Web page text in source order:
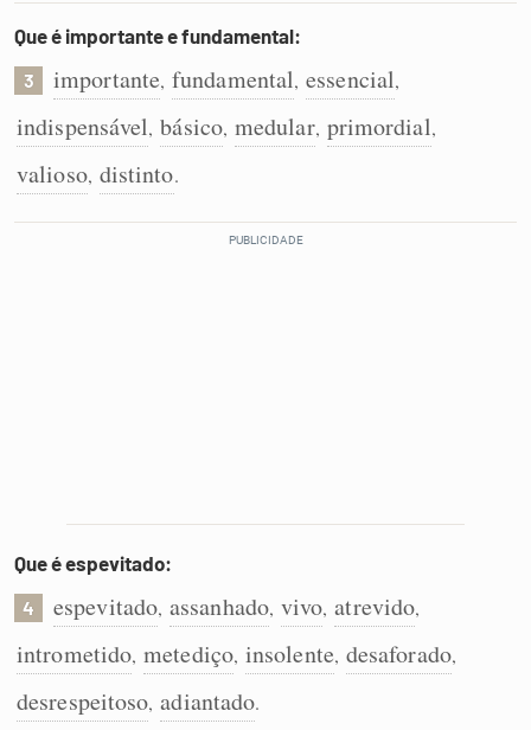
Dicionário
Sinônimos
Que é importante e fundamental:
3 importante, fundamental, essencial,
indispensável, básico, medular, primordial,
valioso, distinto.
Que é espevitado:
4 espevitado, assanhado, vivo, atrevido,
intrometido, metediço, insolente, desaforado,
desrespeitoso, adiantado.